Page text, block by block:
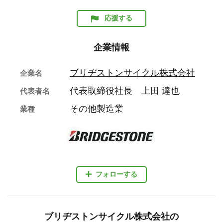
応援する
企業情報
フォローする
企業名 ブリヂストンサイクル株式会社
代表者名 代表取締役社長 上田 達也
業種 その他製造業
ブリヂストンサイクル株式会社の